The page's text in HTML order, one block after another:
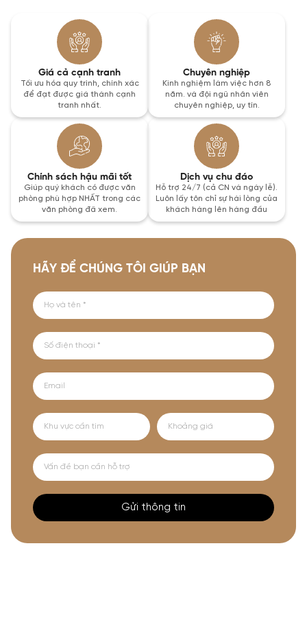
Giá cả cạnh tranh
Tối ưu hóa quy trình, chính xác
để đạt được giá thành cạnh
tranh nhất.
Chuyên nghiệp
Kinh nghiệm làm việc hơn 8
năm. và đội ngũ nhân viên
chuyên nghiệp, uy tín.
Chính sách hậu mãi tốt
Giúp quý khách có được văn
phòng phù hợp NHẤT trong các
văn phòng đã xem.
Dịch vụ chu đáo
Hỗ trợ 24/7 (cả CN và ngày lễ).
Luôn lấy tôn chỉ sự hài lòng của
khách hàng lên hàng đầu
HÃY ĐỂ CHÚNG TÔI GIÚP BẠN
Gửi thông tin